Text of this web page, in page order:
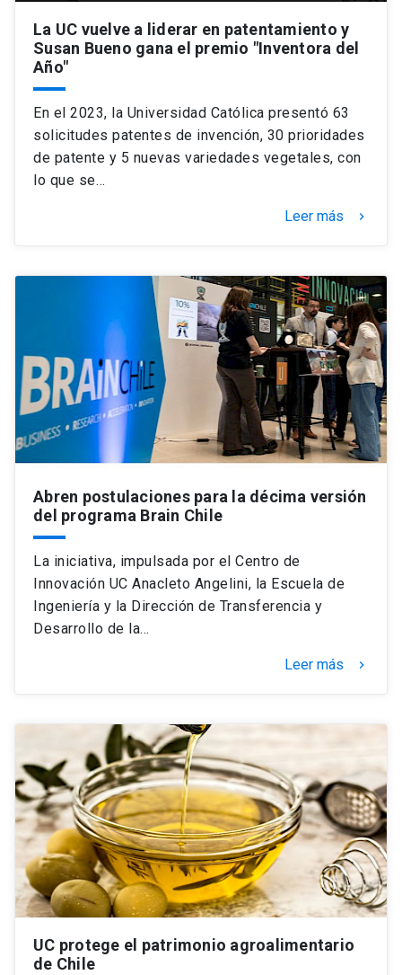
La UC vuelve a liderar en patentamiento y
Susan Bueno gana el premio "Inventora del
Año"
En el 2023, la Universidad Católica presentó 63
solicitudes patentes de invención, 30 prioridades
de patente y 5 nuevas variedades vegetales, con
lo que se…
Leer más keyboard_arrow_right
Abren postulaciones para la décima versión
del programa Brain Chile
La iniciativa, impulsada por el Centro de
Innovación UC Anacleto Angelini, la Escuela de
Ingeniería y la Dirección de Transferencia y
Desarrollo de la…
Leer más keyboard_arrow_right
UC protege el patrimonio agroalimentario
de Chile